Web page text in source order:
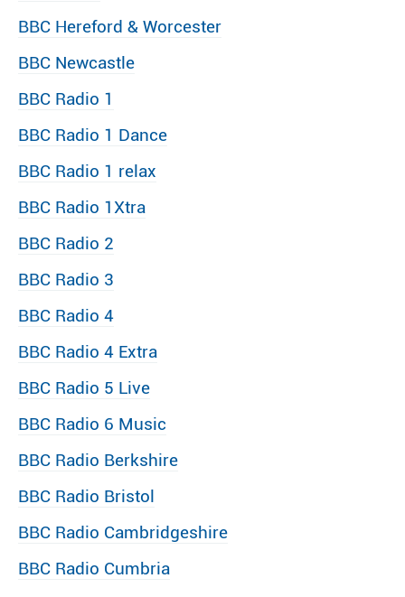
BBC Hereford & Worcester
BBC Newcastle
BBC Radio 1
BBC Radio 1 Dance
BBC Radio 1 relax
BBC Radio 1Xtra
BBC Radio 2
BBC Radio 3
BBC Radio 4
BBC Radio 4 Extra
BBC Radio 5 Live
BBC Radio 6 Music
BBC Radio Berkshire
BBC Radio Bristol
BBC Radio Cambridgeshire
BBC Radio Cumbria